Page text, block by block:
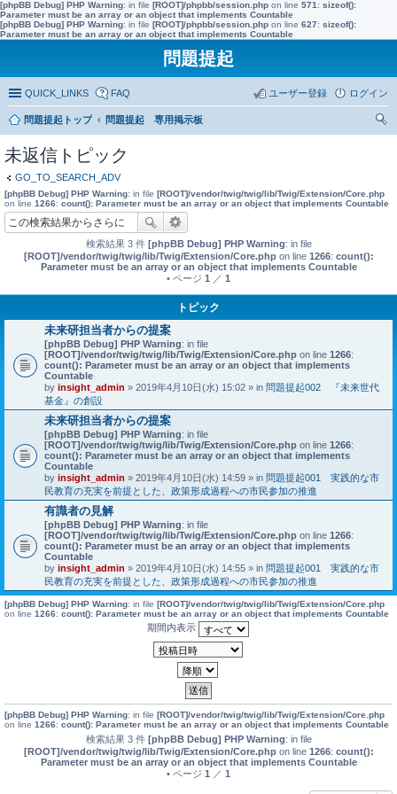
[phpBB Debug] PHP Warning: in file [ROOT]/phpbb/session.php on line 571 : sizeof():
Parameter must be an array or an object that implements Countable
[phpBB Debug] PHP Warning: in file [ROOT]/phpbb/session.php on line 627: sizeof():
Parameter must be an array or an object that implements Countable
問題提起
QUICK_LINKS FAQ ログイン
ユーザー登録
問題提起トップ
問題提起 専用掲示板
未返信トピック
GO_TO_SEARCH_ADV
[phpBB Debug] PHP Warning: in file [ROOT]/vendor/twig/twig/lib/Twig/Extension/Core.php
on line 1266: count(): Parameter must be an array or an object that implements Countable
検索結果 3 件 [phpBB Debug] PHP Warning: in file
[ROOT]/vendor/twig/twig/lib/Twig/Extension/Core.phpon line 1266: count():
Parameter must be an array or an object that implements Countable
• ページ 1 ／ 1
トピック
未来研担当者からの提案
[phpBB Debug] PHP Warning: in file
[ROOT]/vendor/twig/twig/lib/Twig/Extension/Core.php on line 1266:
count(): Parameter must be an array or an object that implements
Countable
by insight_admin » 2019年4月10日(水) 15:02 » in 問題提起002 『未来世代
基金』の創設
未来研担当者からの提案
[phpBB Debug] PHP Warning: in file
[ROOT]/vendor/twig/twig/lib/Twig/Extension/Core.php on line 1266:
count(): Parameter must be an array or an object that implements
Countable
by insight_admin » 2019年4月10日(水) 14:59 » in 問題提起001 実践的な市
民教育の充実を前提とした、政策形成過程への市民参加の推進
有識者の見解
[phpBB Debug] PHP Warning: in file
[ROOT]/vendor/twig/twig/lib/Twig/Extension/Core.php on line 1266:
count(): Parameter must be an array or an object that implements
Countable
by insight_admin » 2019年4月10日(水) 14:55 » in 問題提起001 実践的な市
民教育の充実を前提とした、政策形成過程への市民参加の推進
[phpBB Debug] PHP Warning: in file [ROOT]/vendor/twig/twig/lib/Twig/Extension/Core.php
on line 1266: count(): Parameter must be an array or an object that implements Countable
期間内表示
[phpBB Debug] PHP Warning: in file [ROOT]/vendor/twig/twig/lib/Twig/Extension/Core.php
on line 1266: count(): Parameter must be an array or an object that implements Countable
検索結果 3 件 [phpBB Debug] PHP Warning: in file
[ROOT]/vendor/twig/twig/lib/Twig/Extension/Core.phpon line 1266: count():
Parameter must be an array or an object that implements Countable
• ページ 1 ／ 1